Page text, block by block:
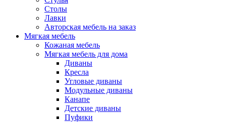
Столы
Лавки
Авторская мебель на заказ
Мягкая мебель
Кожаная мебель
Мягкая мебель для дома
Диваны
Кресла
Угловые диваны
Модульные диваны
Канапе
Детские диваны
Пуфики